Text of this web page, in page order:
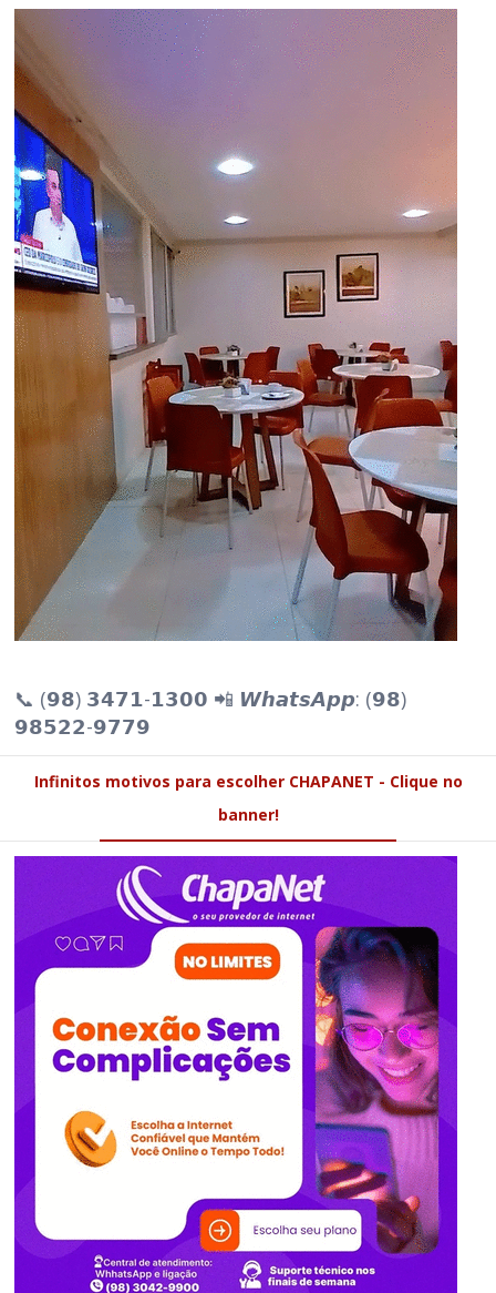
📞 (𝟵𝟴) 𝟯𝟰𝟳𝟭-𝟭𝟯𝟬𝟬 📲 𝙒𝙝𝙖𝙩𝙨𝘼𝙥𝙥: (𝟵𝟴)
𝟵𝟴𝟱𝟮𝟮-𝟵𝟳𝟳𝟵
Infinitos motivos para escolher CHAPANET - Clique no
banner!